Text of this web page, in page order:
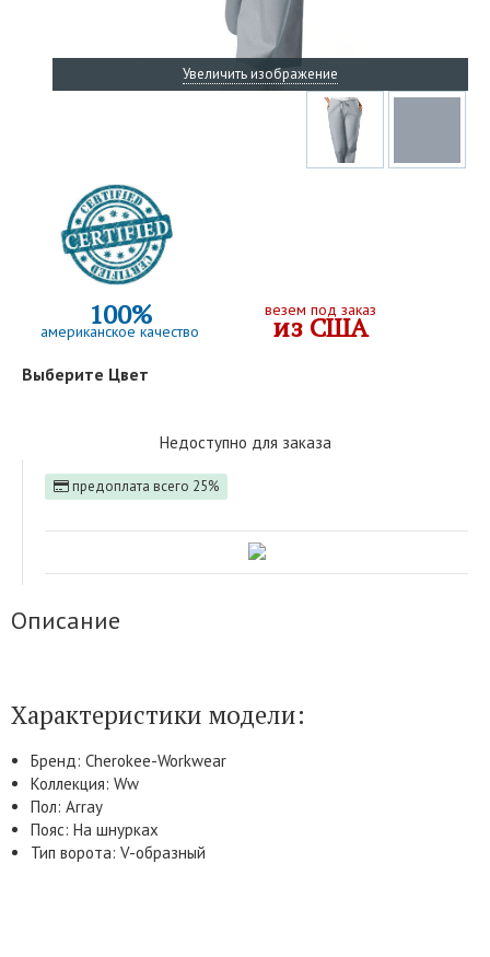
Увеличить изображение
100%
американское качество
везем под заказ
из США
Выберите Цвет
Недоступно для заказа
предоплата всего 25%
Описание
Характеристики модели:
Бренд: Cherokee-Workwear
Коллекция: Ww
Пол: Array
Пояс: На шнурках
Тип ворота: V-образный